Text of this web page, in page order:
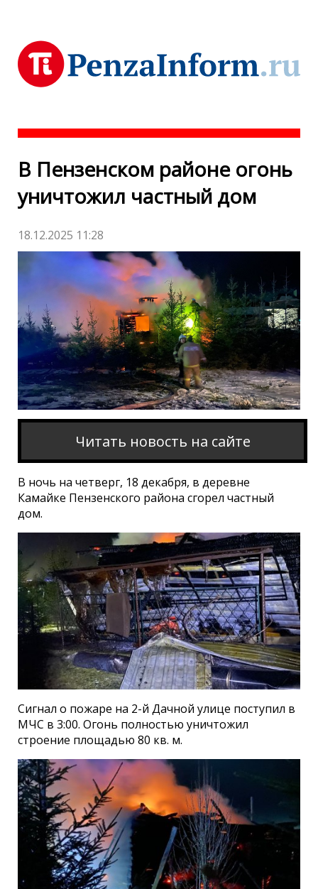
В Пензенском районе огонь
уничтожил частный дом
18.12.2025 11:28
Читать новость на сайте
В ночь на четверг, 18 декабря, в деревне
Камайке Пензенского района сгорел частный
дом.
Сигнал о пожаре на 2-й Дачной улице поступил в
МЧС в 3:00. Огонь полностью уничтожил
строение площадью 80 кв. м.